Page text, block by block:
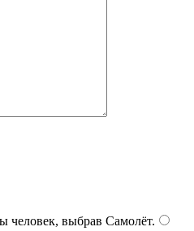
человек, выбрав Самолёт.